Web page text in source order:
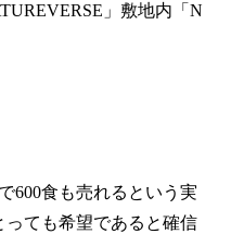
」敷地内「N
600食も売れるという実
ても希望であると確信